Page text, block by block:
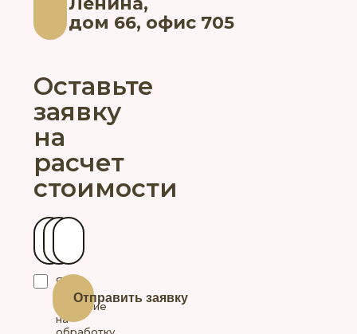
Оставьте
заявку
на
расчет
стоимости
Ваше имя
Контактный телефон
Ваш город
Я
даю
согласие
на
обработку
Отправить заявку
дом 66, офис 705